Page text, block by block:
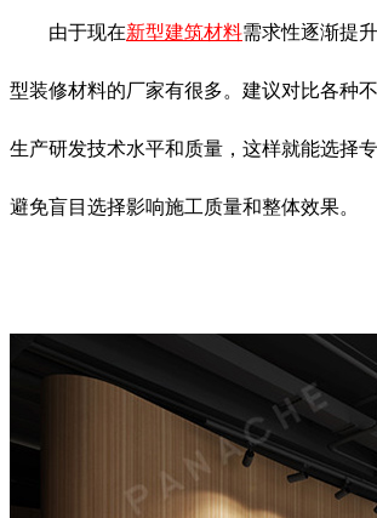
由于现在新型建筑材料需求性逐渐提
型装修材料的厂家有很多。建议对比各种
生产研发技术水平和质量，这样就能选择
避免盲目选择影响施工质量和整体效果。